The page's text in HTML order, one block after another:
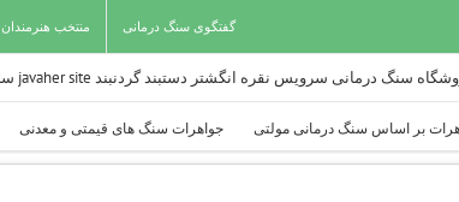
گفتگوی سنگ درمانی منتخب هنرمندان
بر اساس سنگ درمانی مولتی جواهرات سنگ های قیمتی و معدنی